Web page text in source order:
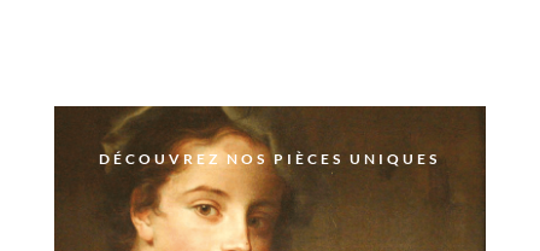
DÉCOUVREZ NOS PIÈCES UNIQUES